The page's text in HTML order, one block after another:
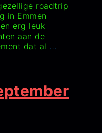
roadtrip
in Emmen
erg leuk
aan de
dat al …